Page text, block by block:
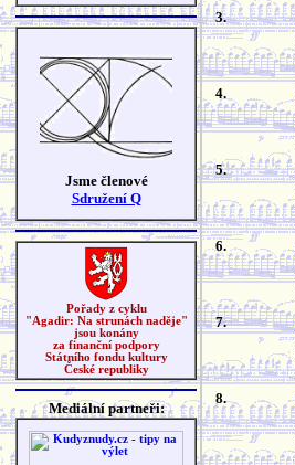
Jsme členové
Sdružení Q
Pořady z cyklu
"Agadir: Na strunách naděje"
jsou konány
za finanční podpory
Státního fondu kultury
České republiky
Mediální partneři:
3.
4.
5.
6.
7.
8.